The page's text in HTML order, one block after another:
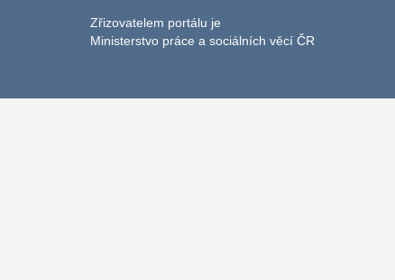
Zřizovatelem portálu je
Ministerstvo práce a sociálních věcí ČR